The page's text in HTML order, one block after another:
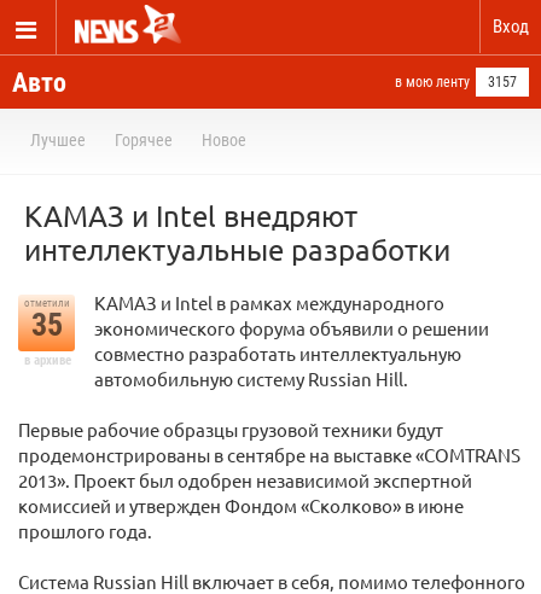
Вход
Авто в мою ленту 3157
Лучшее Горячее Новое
КАМАЗ и Intel внедряют
интеллектуальные разработки
отметили
35
в архиве
КАМАЗ и Intel в рамках международного
экономического форума объявили о решении
совместно разработать интеллектуальную
автомобильную систему Russian Hill.
Первые рабочие образцы грузовой техники будут
продемонстрированы в сентябре на выставке «COMTRANS
2013». Проект был одобрен независимой экспертной
комиссией и утвержден Фондом «Сколково» в июне
прошлого года.
Система Russian Hill включает в себя, помимо телефонного